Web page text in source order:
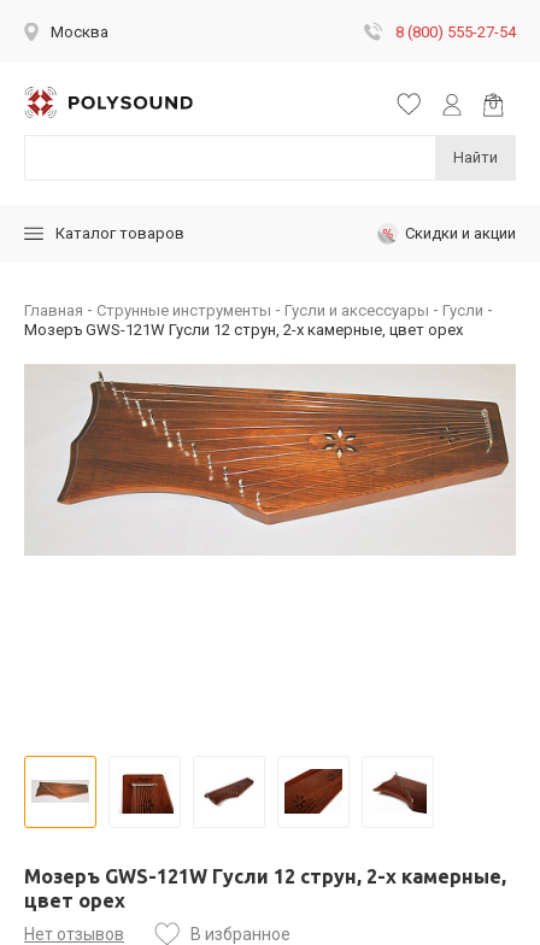
Москва 8 (800) 555-27-54
Найти
Каталог товаров Скидки и акции
Главная Струнные инструменты Гусли и аксессуары
Гусли
Мозеръ GWS-121W Гусли 12 струн, 2-х камерные, цвет орех
Мозеръ GWS-121W Гусли 12 струн, 2-х камерные,
цвет орех
Нет отзывов В избранное